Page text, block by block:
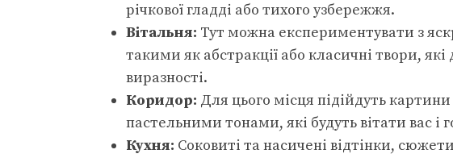
річкової гладді або тихого узбережжя.
Вітальня: Тут можна експериментувати з
такими як абстракції або класичні твори,
виразності.
Коридор: Для цього місця підійдуть
пастельними тонами, які будуть вітати вас і
Кухня: Соковиті та насичені відтінки,